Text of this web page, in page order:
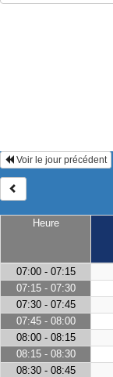
Heure
Voir le jour précédent
07:00 - 07:15
07:15 - 07:30
07:30 - 07:45
07:45 - 08:00
08:00 - 08:15
08:15 - 08:30
08:30 - 08:45